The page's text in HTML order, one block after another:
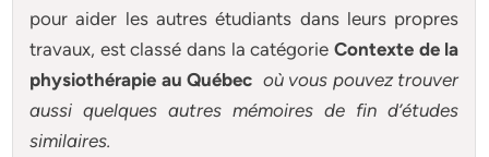
pour aider les autres étudiants dans leurs propres
travaux, est classé dans la catégorie Contexte de la
physiothérapie au Québec où vous pouvez trouver
aussi quelques autresmémoiresde fin d’études
similaires.